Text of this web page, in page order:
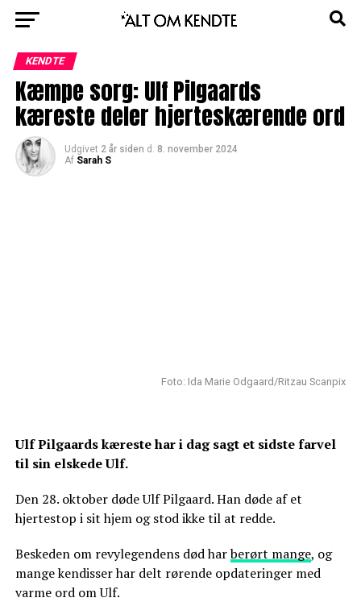
KENDTE
Kæmpe sorg: Ulf Pilgaards
kæreste deler hjerteskærende ord
Udgivet 2 år siden d. 8. november 2024
Af Sarah S
Foto: Ida Marie Odgaard/Ritzau Scanpix
Ulf Pilgaards kæreste har i dag sagt et sidste farvel
til sin elskede Ulf.
Den 28. oktober døde Ulf Pilgaard. Han døde af et
hjertestop i sit hjem og stod ikke til at redde.
Beskeden om revylegendens død harberørt mange, og
mange kendisser har delt rørende opdateringer med
varme ord om Ulf.